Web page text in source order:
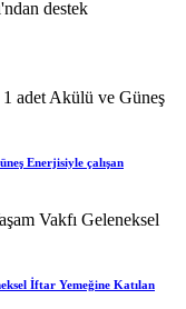
Enerjisiyle çalışan
İftar Yemeğine Katılan